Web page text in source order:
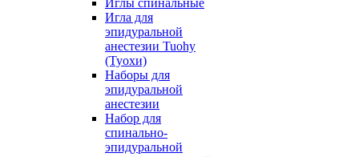
Иглы спинальные
Игла для
эпидуральной
анестезии Tuohy
(Туохи)
Наборы для
эпидуральной
анестезии
Набор для
спинально-
эпидуральной